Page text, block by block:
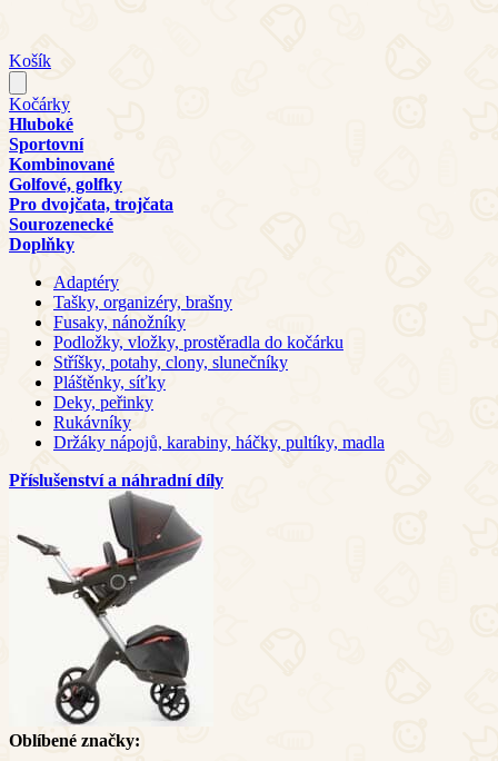
Košík
Kočárky
Hluboké
Sportovní
Kombinované
Golfové, golfky
Pro dvojčata, trojčata
Sourozenecké
Doplňky
Adaptéry
Tašky, organizéry, brašny
Fusaky, nánožníky
Podložky, vložky, prostěradla do kočárku
Stříšky, potahy, clony, slunečníky
Pláštěnky, síťky
Deky, peřinky
Rukávníky
Držáky nápojů, karabiny, háčky, pultíky, madla
Příslušenství a náhradní díly
Oblíbené značky: